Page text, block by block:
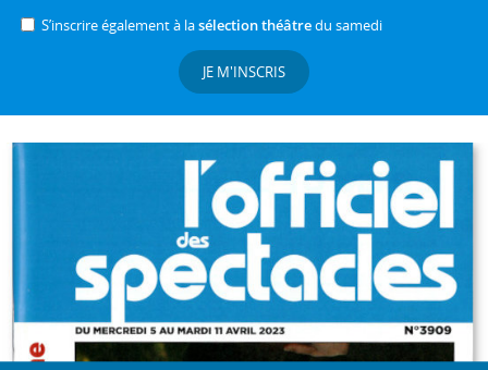
S’inscrire également à lasélection théâtredu samedi
JE M'INSCRIS